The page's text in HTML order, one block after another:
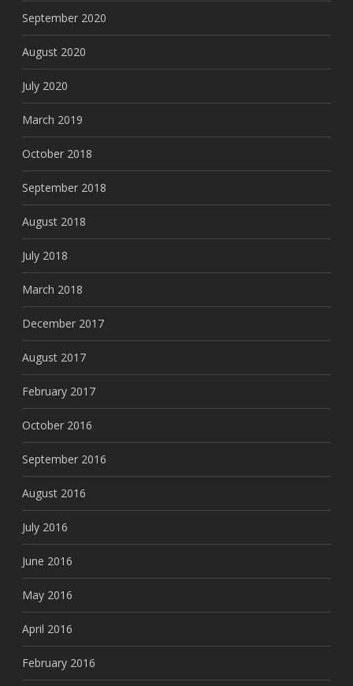
September 2020
August 2020
July 2020
March 2019
October 2018
September 2018
August 2018
July 2018
March 2018
December 2017
August 2017
February 2017
October 2016
September 2016
August 2016
July 2016
June 2016
May 2016
April 2016
February 2016